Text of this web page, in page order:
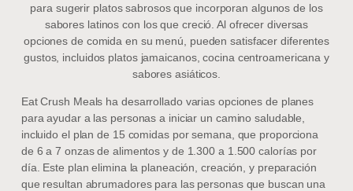
para sugerir platos sabrosos que incorporan algunos de los
sabores latinos con los que creció. Al ofrecer diversas
opciones de comida en su menú, pueden satisfacer diferentes
gustos, incluidos platos jamaicanos, cocina centroamericana y
sabores asiáticos.
Eat Crush Meals ha desarrollado varias opciones de planes
para ayudar a las personas a iniciar un camino saludable,
incluido el plan de 15 comidas por semana, que proporciona
de 6 a 7 onzas de alimentos y de 1.300 a 1.500 calorías por
día. Este plan elimina la planeación, creación, y preparación
que resultan abrumadores para las personas que buscan una